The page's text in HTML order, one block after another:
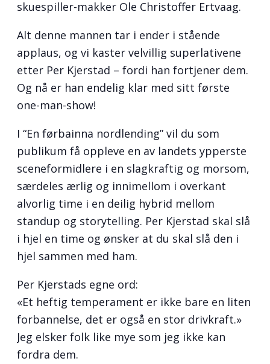
skuespiller-makker Ole Christoffer Ertvaag.
Alt denne mannen tar i ender i stående
applaus, og vi kaster velvillig superlativene
etter Per Kjerstad – fordi han fortjener dem.
Og nå er han endelig klar med sitt første
one-man-show!
I “En førbainna nordlending” vil du som
publikum få oppleve en av landets ypperste
sceneformidlere i en slagkraftig og morsom,
særdeles ærlig og innimellom i overkant
alvorlig time i en deilig hybrid mellom
standup og storytelling. Per Kjerstad skal slå
i hjel en time og ønsker at du skal slå den i
hjel sammen med ham.
Per Kjerstads egne ord:
«Et heftig temperament er ikke bare en liten
forbannelse, det er også en stor drivkraft.»
Jeg elsker folk like mye som jeg ikke kan
fordra dem.